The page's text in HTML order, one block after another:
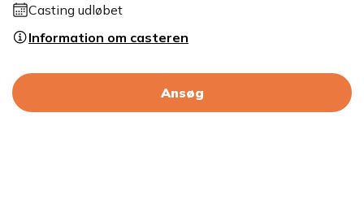
Casting udløbet
Information om casteren
Ansøg